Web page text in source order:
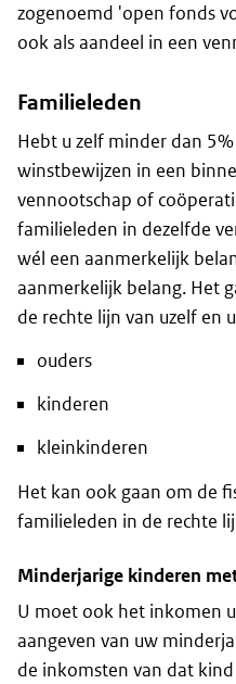
zogenoemd 'open fonds
ook als aandeel in een
Familieleden
Hebt u zelf minder dan
winstbewijzen in een
vennootschap of
familieleden in dezelfde
wél een aanmerkelijk
aanmerkelijk belang. Het
de rechte lijn van uzelf en
ouders
kinderen
kleinkinderen
Het kan ook gaan om de
familieleden in de rechte
Minderjarige kinderen
U moet ook het inkomen
aangeven van uw
de inkomsten van dat